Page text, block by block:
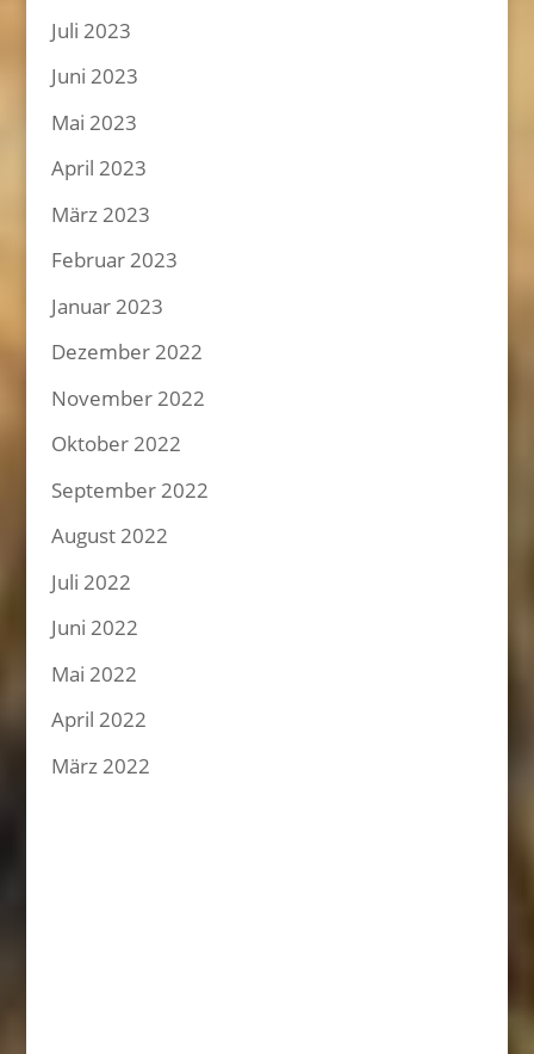
Juli 2023
Juni 2023
Mai 2023
April 2023
März 2023
Februar 2023
Januar 2023
Dezember 2022
November 2022
Oktober 2022
September 2022
August 2022
Juli 2022
Juni 2022
Mai 2022
April 2022
März 2022